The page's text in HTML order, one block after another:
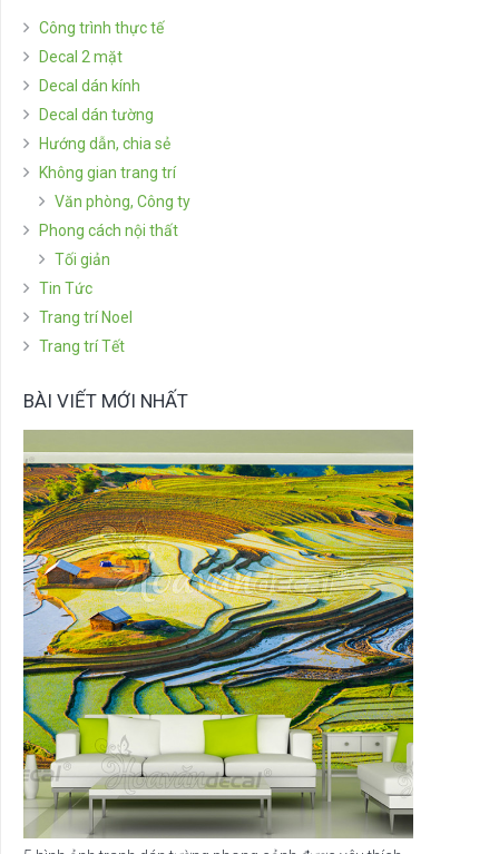
Công trình thực tế
Decal 2 mặt
Decal dán kính
Decal dán tường
Hướng dẫn, chia sẻ
Không gian trang trí
Văn phòng, Công ty
Phong cách nội thất
Tối giản
Tin Tức
Trang trí Noel
Trang trí Tết
BÀI VIẾT MỚI NHẤT